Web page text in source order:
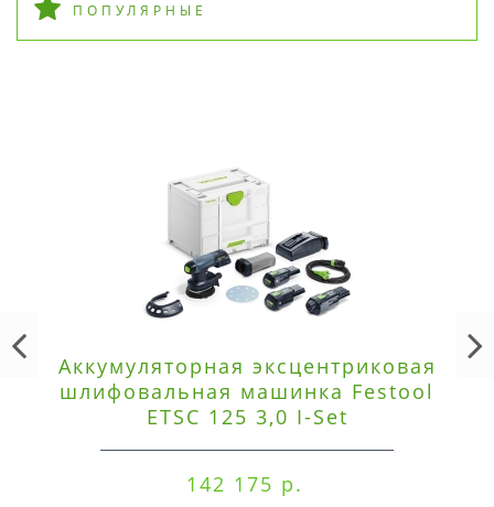
ПОПУЛЯРНЫЕ
Аккумуляторная эксцентриковая
шлифовальная машинка Festool
ETSC 125 3,0 I-Set
142 175 р.